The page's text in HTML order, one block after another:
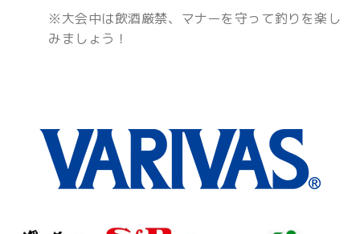
※大会中は飲酒厳禁、マナーを守って釣りを楽し
みましょう！